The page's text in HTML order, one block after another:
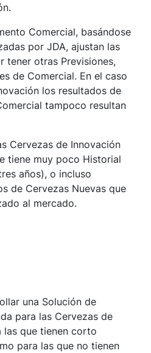
Comercial, basándose
por JDA, ajustan las
tener otras Previsiones,
de Comercial. En el caso
los resultados de
tampoco resultan
Cervezas de Innovación
tiene muy poco Historial
años), o incluso
de Cervezas Nuevas que
al mercado.
una Solución de
para las Cervezas de
las que tienen corto
para las que no tienen